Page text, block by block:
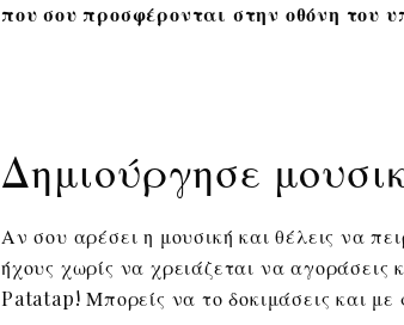
που σου προσφέρονται στην οθόνη του
Δημιούργησε
Αν σου αρέσει η μουσική και θέλεις να
ήχους χωρίς να χρειάζεται να αγοράσεις
Patatap! Μπορείς να το δοκιμάσεις και